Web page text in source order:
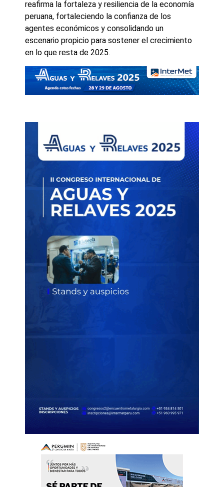
reafirma la fortaleza y resiliencia de la economía
peruana, fortaleciendo la confianza de los
agentes económicos y consolidando un
escenario propicio para sostener el crecimiento
en lo que resta de 2025.